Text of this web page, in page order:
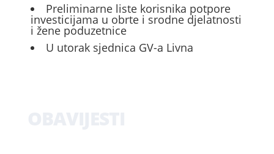
Preliminarne liste korisnika potpore
investicijama u obrte i srodne djelatnosti
i žene poduzetnice
U utorak sjednica GV-a Livna